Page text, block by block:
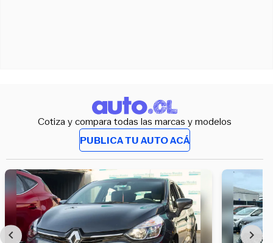
Cotiza y compara todas las marcas y modelos
PUBLICA TU AUTO ACÁ